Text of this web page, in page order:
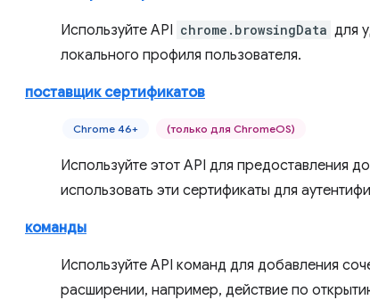
Используйте API chrome.browsingData для
локального профиля пользователя.
поставщик сертификатов
Chrome 46+ (только для ChromeOS)
Используйте этот API для предоставления
использовать эти сертификаты для
команды
Используйте API команд для добавления
расширении, например, действие по